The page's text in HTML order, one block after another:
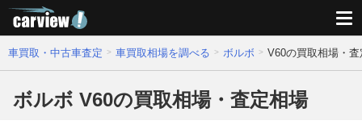
車買取・中古車査定 車買取相場を調べる ボルボ V60の買取相場・
ボルボ V60の買取相場・査定相場